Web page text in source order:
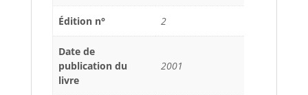
Édition n° 2
Date de
publication du
livre
2001